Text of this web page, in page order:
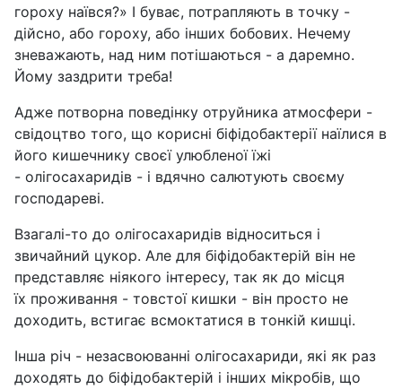
гороху наївся?» І буває, потрапляють в точку -
дійсно, або гороху, або інших бобових. Нечему
зневажають, над ним потішаються - а даремно.
Йому заздрити треба!
Адже потворна поведінку отруйника атмосфери -
свідоцтво того, що корисні біфідобактерії наїлися в
його кишечнику своєї улюбленої їжі
- олігосахаридів - і вдячно салютують своєму
господареві.
Взагалі-то до олігосахаридів відноситься і
звичайний цукор. Але для біфідобактерій він не
представляє ніякого інтересу, так як до місця
їх проживання - товстої кишки - він просто не
доходить, встигає всмоктатися в тонкій кишці.
Інша річ - незасвоюванні олігосахариди, які як раз
доходять до біфідобактерій і інших мікробів, що